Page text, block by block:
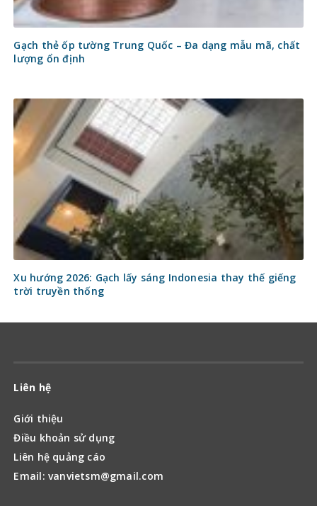
Gạch thẻ ốp tường Trung Quốc – Đa dạng mẫu mã, chất
lượng ổn định
Xu hướng 2026: Gạch lấy sáng Indonesia thay thế giếng
trời truyền thống
Liên hệ
Giới thiệu
Điều khoản sử dụng
Liên hệ quảng cáo
Email: vanvietsm@gmail.com